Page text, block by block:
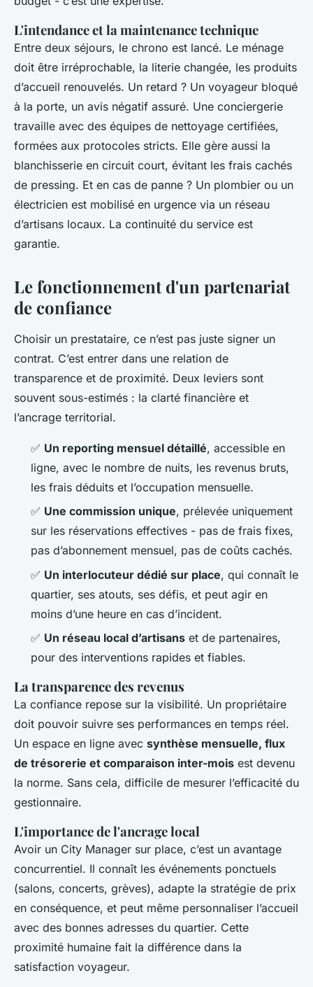
L'intendance et la maintenance technique
Entre deux séjours, le chrono est lancé. Le ménage
doit être irréprochable, la literie changée, les produits
d’accueil renouvelés. Un retard ? Un voyageur bloqué
à la porte, un avis négatif assuré. Une conciergerie
travaille avec des équipes de nettoyage certifiées,
formées aux protocoles stricts. Elle gère aussi la
blanchisserie en circuit court, évitant les frais cachés
de pressing. Et en cas de panne ? Un plombier ou un
électricien est mobilisé en urgence via un réseau
d’artisans locaux. La continuité du service est
garantie.
Le fonctionnement d'un partenariat
de confiance
Choisir un prestataire, ce n’est pas juste signer un
contrat. C’est entrer dans une relation de
transparence et de proximité. Deux leviers sont
souvent sous-estimés : la clarté financière et
l’ancrage territorial.
✅ Un reporting mensuel détaillé, accessible en
ligne, avec le nombre de nuits, les revenus bruts,
les frais déduits et l’occupation mensuelle.
✅ Une commission unique, prélevée uniquement
sur les réservations effectives - pas de frais fixes,
pas d’abonnement mensuel, pas de coûts cachés.
✅ Un interlocuteur dédié sur place, qui connaît le
quartier, ses atouts, ses défis, et peut agir en
moins d’une heure en cas d’incident.
✅ Un réseau local d’artisans et de partenaires,
pour des interventions rapides et fiables.
La transparence des revenus
La confiance repose sur la visibilité. Un propriétaire
doit pouvoir suivre ses performances en temps réel.
Un espace en ligne avec synthèse mensuelle, flux
de trésorerie et comparaison inter-mois est devenu
la norme. Sans cela, difficile de mesurer l’efficacité du
gestionnaire.
L'importance de l'ancrage local
Avoir un City Manager sur place, c’est un avantage
concurrentiel. Il connaît les événements ponctuels
(salons, concerts, grèves), adapte la stratégie de prix
en conséquence, et peut même personnaliser l’accueil
avec des bonnes adresses du quartier. Cette
proximité humaine fait la différence dans la
satisfaction voyageur.